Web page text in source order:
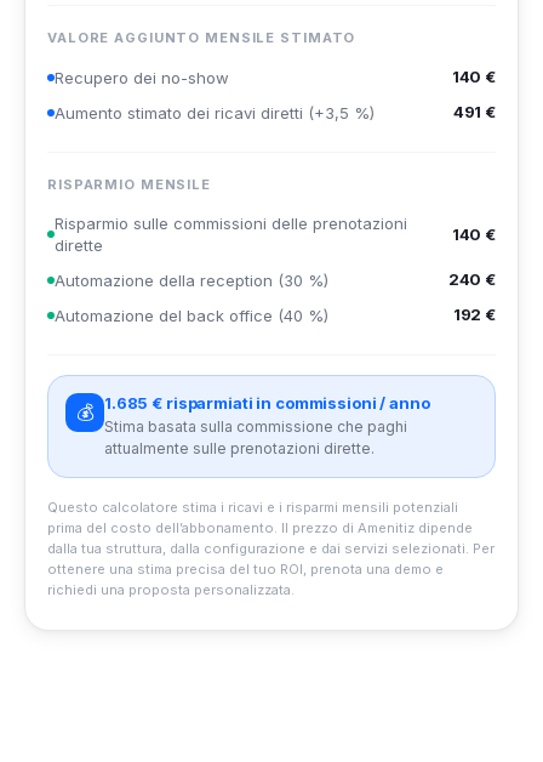
VALORE AGGIUNTO MENSILE STIMATO
Recupero dei no-show
140 €
Aumento stimato dei ricavi diretti (+3,5 %)
491 €
RISPARMIO MENSILE
Risparmio sulle commissioni delle prenotazioni
dirette
140 €
Automazione della reception (30 %)
240 €
Automazione del back office (40 %)
192 €
💰 1.685 € risparmiati in commissioni / anno
Stima basata sulla commissione che paghi
attualmente sulle prenotazioni dirette.
Questo calcolatore stima i ricavi e i risparmi mensili potenziali
prima del costo dell’abbonamento. Il prezzo di Amenitiz dipende
dalla tua struttura, dalla configurazione e dai servizi selezionati. Per
ottenere una stima precisa del tuo ROI, prenota una demo e
richiedi una proposta personalizzata.